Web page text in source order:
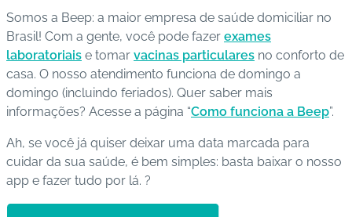
Somos a Beep: a maior empresa de saúde domiciliar no
Brasil! Com a gente, você pode fazer exames
laboratoriais e tomar vacinas particulares no conforto de
casa. O nosso atendimento funciona de domingo a
domingo (incluindo feriados). Quer saber mais
informações? Acesse a página “Como funciona a Beep”.
Ah, se você já quiser deixar uma data marcada para
cuidar da sua saúde, é bem simples: basta baixar o nosso
app e fazer tudo por lá. ?